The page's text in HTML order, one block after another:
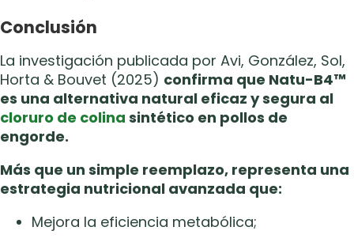
Conclusión
La investigación publicada por Avi, González, Sol,
Horta & Bouvet (2025) confirma que Natu-B4™
es una alternativa natural eficaz y segura al
cloruro de colina sintético en pollos de
engorde.
Más que un simple reemplazo, representa una
estrategia nutricional avanzada que:
Mejora la eficiencia metabólica;